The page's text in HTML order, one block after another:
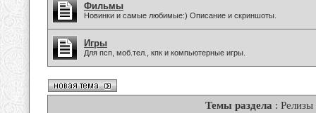
Фильмы
Новинки и самые любимые:) Описание и скриншоты.
Игры
Для псп, моб.тел., кпк и компьютерные игры.
Темы раздела : Релизы